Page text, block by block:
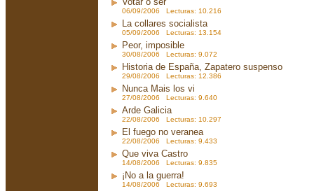
06/09/2006 Lecturas: 10.216
La collares socialista
05/09/2006 Lecturas: 13.154
Peor, imposible
30/08/2006 Lecturas: 9.072
Historia de España, Zapatero suspenso
29/08/2006 Lecturas: 12.386
Nunca Mais los vi
27/08/2006 Lecturas: 9.640
Arde Galicia
22/08/2006 Lecturas: 10.297
El fuego no veranea
22/08/2006 Lecturas: 9.433
Que viva Castro
14/08/2006 Lecturas: 9.835
¡No a la guerra!
14/08/2006 Lecturas: 9.693